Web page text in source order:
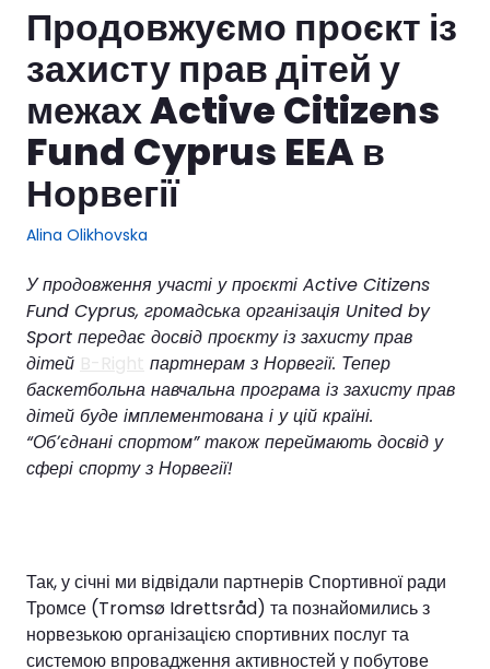
Продовжуємо проєкт із
захисту прав дітей у
межах Active Citizens
Fund Cyprus EEA в
Норвегії
Alina Olikhovska
У продовження участі у проєкті Active Citizens
Fund Cyprus, громадська організація United by
Sport передає досвід проєкту із захисту прав
дітей B-Right партнерам з Норвегії. Тепер
баскетбольна навчальна програма із захисту прав
дітей буде імплементована і у цій країні.
“Обʼєднані спортом” також переймають досвід у
сфері спорту з Норвегії!
Так, у січні ми відвідали партнерів Спортивної ради
Тромсе (Tromsø Idrettsråd) та познайомились з
норвезькою організацією спортивних послуг та
системою впровадження активностей у побутове